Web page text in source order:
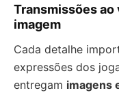
Transmissões ao
imagem
Cada detalhe
expressões dos
entregam imagens